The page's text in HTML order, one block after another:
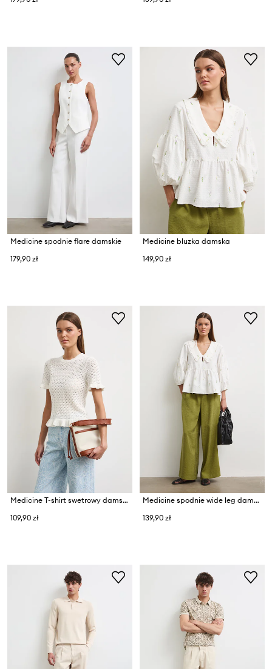
Medicine spodnie flare damskie
179,90 zł
Medicine bluzka damska
149,90 zł
Medicine T-shirt swetrowy damski bawełniany
109,90 zł
Medicine spodnie wide leg damskie z modalem
139,90 zł